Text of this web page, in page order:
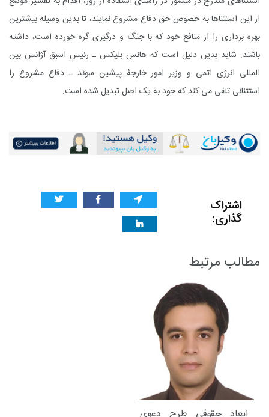
از این استثناها به خصوص حق دفاع مشروع نمایند، تا بدین وسیله بیشترین
بهره برداری را از منافع خود که با جنگ و درگیری گره خورده است، داشته
باشند. شاید بدین دلیل است که هانس بلیکس ـ رئیس اسبق آژانس بین
المللی انرژی اتمی و وزیر امور خارجۀ پیشین سوئد ـ دفاع مشروع را
استثنائی تلقی می کند که خود به یک اصل تبدیل شده است.
اشتراک
گذاری:
مطالب مرتبط